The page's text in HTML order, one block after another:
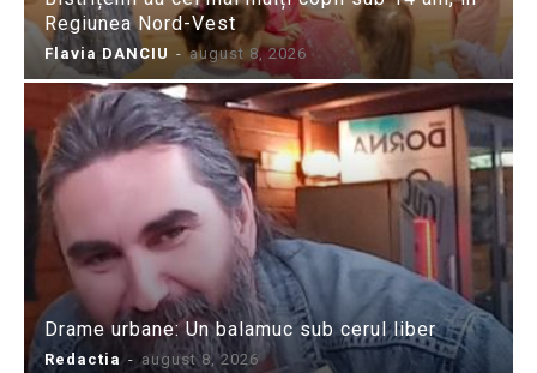
Regiunea Nord-Vest
Flavia DANCIU - august 8, 2026
Drame urbane: Un balamuc sub cerul liber
Redactia - august 8, 2026